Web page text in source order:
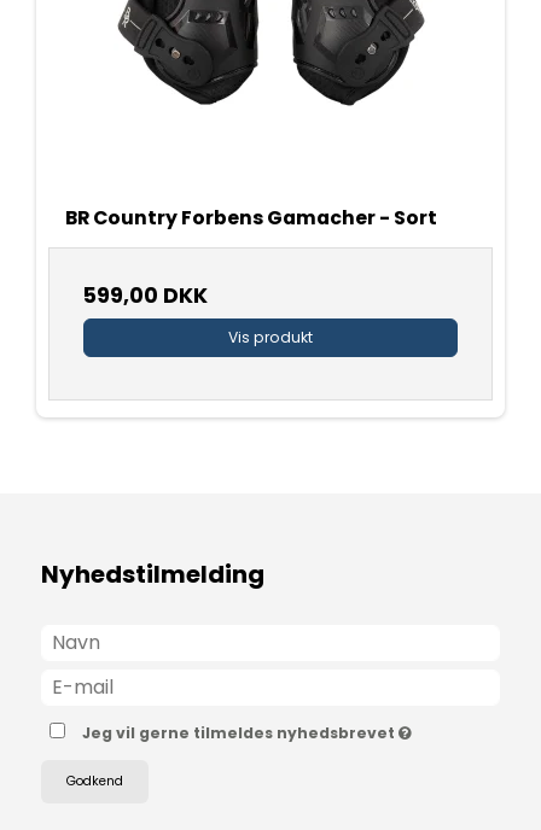
BR Country Forbens Gamacher - Sort
599,00 DKK
Vis produkt
Nyhedstilmelding
Jeg vil gerne tilmeldes nyhedsbrevet
Godkend